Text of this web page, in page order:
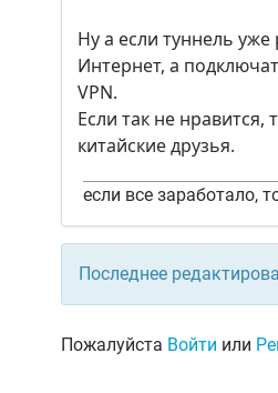
Ну а если туннель
Интернет, а
VPN.
Если так не
китайские друзья.
если все заработало,
Последнее
Пожалуйста Войти или